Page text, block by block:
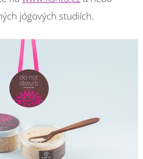
jógových studiích.